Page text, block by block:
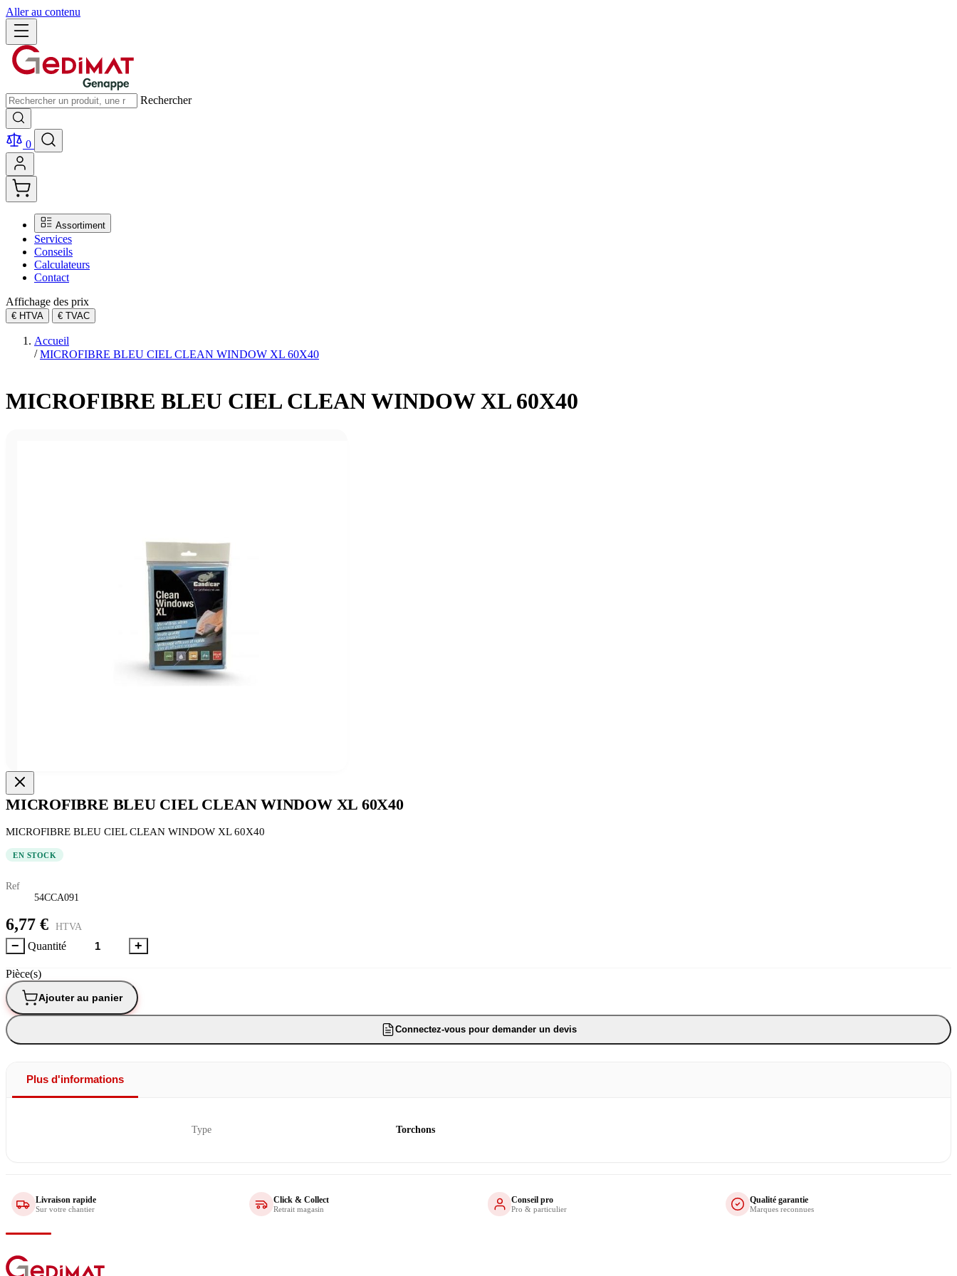
Aller au contenu
Rechercher
0
Assortiment
Services
Conseils
Calculateurs
Contact
Affichage des prix
€ HTVA € TVAC
Accueil
/ MICROFIBRE BLEU CIEL CLEAN WINDOW XL 60X40
MICROFIBRE BLEU CIEL CLEAN WINDOW XL 60X40
MICROFIBRE BLEU CIEL CLEAN WINDOW XL 60X40
MICROFIBRE BLEU CIEL CLEAN WINDOW XL 60X40
EN STOCK
Ref
54CCA091
6,77 € HTVA
− Quantité +
Pièce(s)
Ajouter au panier
Connectez-vous pour demander un devis
Plus d'informations
Type Torchons
Livraison rapide
Sur votre chantier
Click & Collect
Retrait magasin
Conseil pro
Pro & particulier
Qualité garantie
Marques reconnues